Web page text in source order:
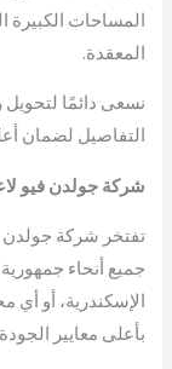
المساحات الكبيرة
المعقدة.
نسعى دائمًا لتحويل
التفاصيل لضمان
شركة جولدن فيو
تفتخر شركة جولدن
جميع أنحاء
الإسكندرية، أو
بأعلى معايير